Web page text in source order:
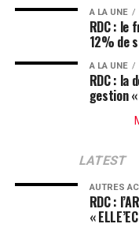
A LA UNE
RDC : le
12% de
A LA UNE
RDC : la
gestion
LATEST
AUTRES
RDC :
«